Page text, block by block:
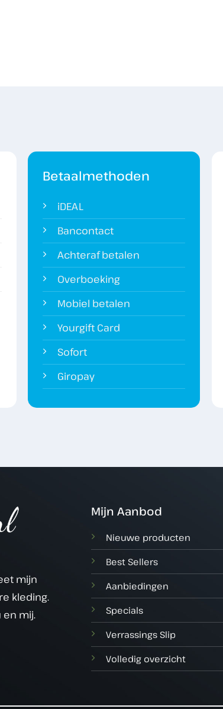
Betaalmethoden
iDEAL
Bancontact
Achteraf betalen
Overboeking
Mobiel betalen
Yourgift Card
Sofort
Giropay
mijn
kleding.
mij.
Mijn Aanbod
Nieuwe producten
Best Sellers
Aanbiedingen
Specials
Verrassings Slip
Volledig overzicht